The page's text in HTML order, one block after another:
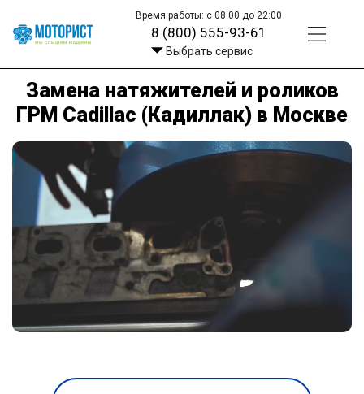
Время работы: с 08:00 до 22:00
8 (800) 555-93-61
Выбрать сервис
Замена натяжителей и роликов
ГРМ Cadillac (Кадиллак) в Москве